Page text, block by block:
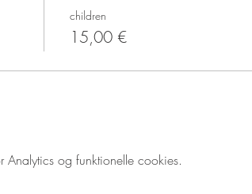
children
15,00 €
og funktionelle cookies.